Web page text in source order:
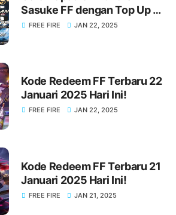
Sasuke FF dengan Top Up di
KIOSGAMER Sekarang Juga!
FREE FIRE JAN 22, 2025
Kode Redeem FF Terbaru 22
Januari 2025 Hari Ini!
FREE FIRE JAN 22, 2025
Kode Redeem FF Terbaru 21
Januari 2025 Hari Ini!
FREE FIRE JAN 21, 2025